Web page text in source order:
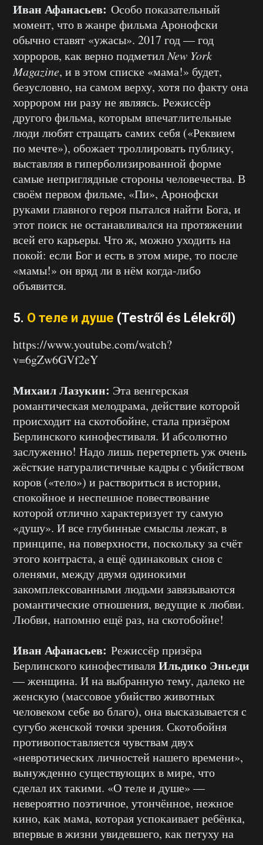
Иван Афанасьев: Особо показательный
момент, что в жанре фильма Аронофски
обычно ставят «ужасы». 2017 год — год
хорроров, как верно подметилNew York
Magazine, и в этом списке «мама!» будет,
безусловно, на самом верху, хотя по факту она
хоррором ни разу не являясь. Режиссёр
другого фильма, которым впечатлительные
люди любят стращать самих себя («Реквием
по мечте»), обожает троллировать публику,
выставляя в гиперболизированной форме
самые неприглядные стороны человечества. В
своём первом фильме, «Пи», Аронофски
руками главного героя пытался найти Бога, и
этот поиск не останавливался на протяжении
всей его карьеры. Что ж, можно уходить на
покой: если Бог и есть в этом мире, то после
«мамы!» он вряд ли в нём когда-либо
объявится.
5. О теле и душе (Testről és Lélekről)
https://www.youtube.com/watch?
v=6gZw6GVf2eY
Михаил Лазукин: Эта венгерская
романтическая мелодрама, действие которой
происходит на скотобойне, стала призёром
Берлинского кинофестиваля. И абсолютно
заслуженно! Надо лишь перетерпеть уж очень
жёсткие натуралистичные кадры с убийством
коров («тело») и раствориться в истории,
спокойное и неспешное повествование
которой отлично характеризует ту самую
«душу». И все глубинные смыслы лежат, в
принципе, на поверхности, поскольку за счёт
этого контраста, а ещё одинаковых снов с
оленями, между двумя одинокими
закомплексованными людьми завязываются
романтические отношения, ведущие к любви.
Любви, напомню ещё раз, на скотобойне!
Иван Афанасьев: Режиссёр призёра
Берлинского кинофестиваляИльдико Эньеди
— женщина. И на выбранную тему, далеко не
женскую (массовое убийство животных
человеком себе во благо), она высказывается с
сугубо женской точки зрения. Скотобойня
противопоставляется чувствам двух
«невротических личностей нашего времени»,
вынужденно существующих в мире, что
сделал их такими. «О теле и душе» —
невероятно поэтичное, утончённое, нежное
кино, как мама, которая успокаивает ребёнка,
впервые в жизни увидевшего, как петуху на